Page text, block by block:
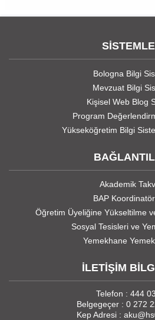
Bologna Bilgi
Mevzuat Bilgi
Kişisel Web Blog
Program
Yükseköğretim Bilgi
Akademik
BAP
Öğretim Üyeliğine Yükseltilme
Sosyal Tesisleri ve
Yemekhane
İLETİŞİM
Telefon : 444
Belgegeçer : 0 272
Kep Adresi :